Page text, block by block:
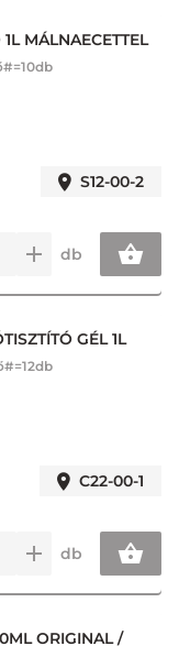
MÁLNAECETTEL
S12-00-2
db
GÉL 1L
C22-00-1
db
ORIGINAL /